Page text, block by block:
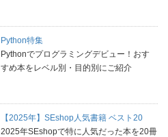
Python特集
Pythonでプログラミングデビュー！おす
すめ本をレベル別・目的別にご紹介
【2025年】SEshop人気書籍 ベスト20
2025年SEshopで特に人気だった本を20冊